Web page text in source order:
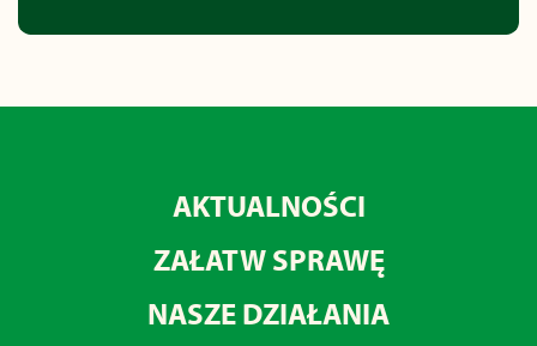
AKTUALNOŚCI
ZAŁATW SPRAWĘ
NASZE DZIAŁANIA